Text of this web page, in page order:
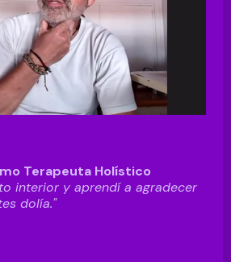
Terapeuta Holístico
interior y aprendí a agradecer
dolía."